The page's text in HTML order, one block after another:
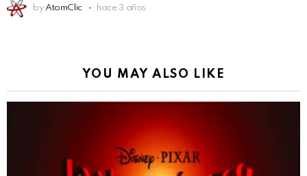
by AtomClic hace 3 años
YOU MAY ALSO LIKE